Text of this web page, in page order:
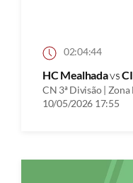
02:04:44
HC Mealhadavs
CN 3ª Divisão |
10/05/2026 17:55